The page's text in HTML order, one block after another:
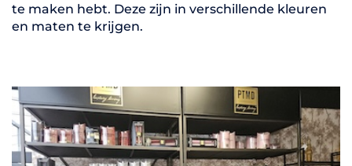
te maken hebt. Deze zijn in verschillende kleuren
en maten te krijgen.